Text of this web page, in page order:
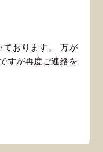
おります。 万が
すが再度ご連絡を